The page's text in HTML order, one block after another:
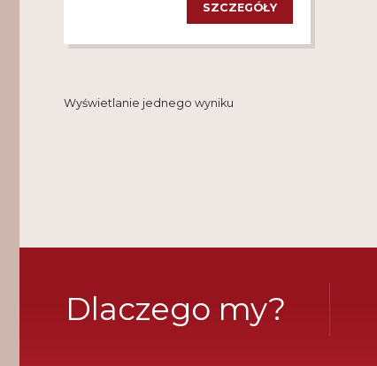
SZCZEGÓŁY
Wyświetlanie jednego wyniku
Dlaczego my?